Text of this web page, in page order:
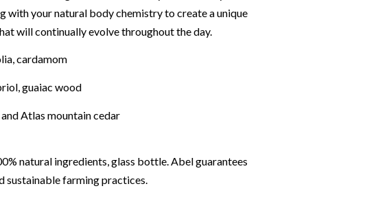
with your natural body chemistry to create a unique
will continually evolve throughout the day.
cardamom
guaiac wood
and Atlas mountain cedar
natural ingredients, glass bottle. Abel guarantees
sustainable farming practices.